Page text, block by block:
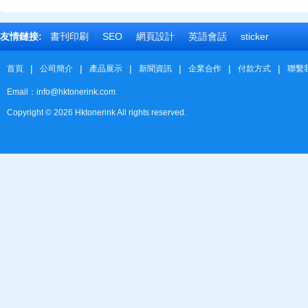
友情鏈接: 書刊印刷 SEO 網頁設計 英語會話 sticker
首頁 | 公司簡介 | 產品展示 | 新聞資訊 | 企業合作 | 付款方式 | 聯繫
Email：info@hktonerink.com
Copyright © 2026 Hktonerink All rights reserved.